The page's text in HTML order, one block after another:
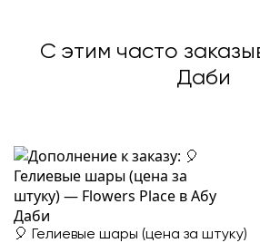
С этим часто
Даби
🎈 Гелиевые шары (цена за штуку)